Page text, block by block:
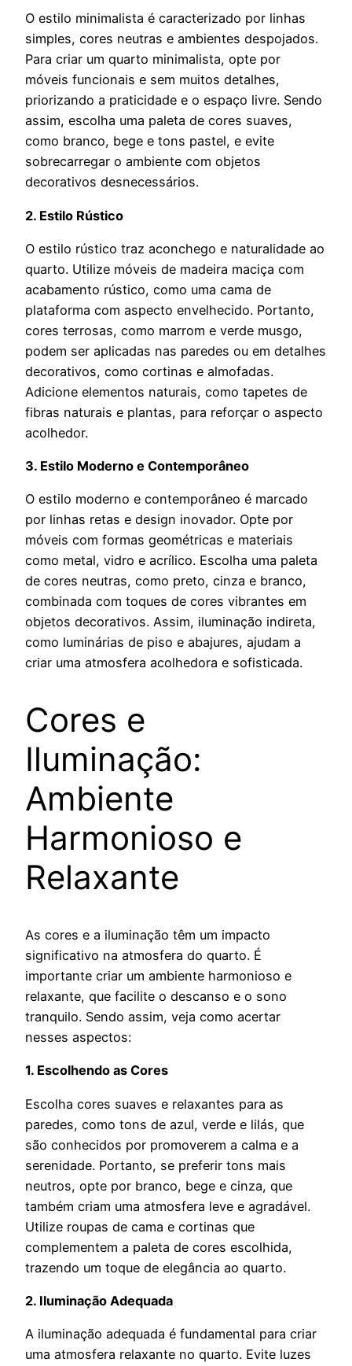
O estilo minimalista é caracterizado por linhas
simples, cores neutras e ambientes despojados.
Para criar um quarto minimalista, opte por
móveis funcionais e sem muitos detalhes,
priorizando a praticidade e o espaço livre. Sendo
assim, escolha uma paleta de cores suaves,
como branco, bege e tons pastel, e evite
sobrecarregar o ambiente com objetos
decorativos desnecessários.
2. Estilo Rústico
O estilo rústico traz aconchego e naturalidade ao
quarto. Utilize móveis de madeira maciça com
acabamento rústico, como uma cama de
plataforma com aspecto envelhecido. Portanto,
cores terrosas, como marrom e verde musgo,
podem ser aplicadas nas paredes ou em detalhes
decorativos, como cortinas e almofadas.
Adicione elementos naturais, como tapetes de
fibras naturais e plantas, para reforçar o aspecto
acolhedor.
3. Estilo Moderno e Contemporâneo
O estilo moderno e contemporâneo é marcado
por linhas retas e design inovador. Opte por
móveis com formas geométricas e materiais
como metal, vidro e acrílico. Escolha uma paleta
de cores neutras, como preto, cinza e branco,
combinada com toques de cores vibrantes em
objetos decorativos. Assim, iluminação indireta,
como luminárias de piso e abajures, ajudam a
criar uma atmosfera acolhedora e sofisticada.
Cores e
Iluminação:
Ambiente
Harmonioso e
Relaxante
As cores e a iluminação têm um impacto
significativo na atmosfera do quarto. É
importante criar um ambiente harmonioso e
relaxante, que facilite o descanso e o sono
tranquilo. Sendo assim, veja como acertar
nesses aspectos:
1. Escolhendo as Cores
Escolha cores suaves e relaxantes para as
paredes, como tons de azul, verde e lilás, que
são conhecidos por promoverem a calma e a
serenidade. Portanto, se preferir tons mais
neutros, opte por branco, bege e cinza, que
também criam uma atmosfera leve e agradável.
Utilize roupas de cama e cortinas que
complementem a paleta de cores escolhida,
trazendo um toque de elegância ao quarto.
2. Iluminação Adequada
A iluminação adequada é fundamental para criar
uma atmosfera relaxante no quarto. Evite luzes